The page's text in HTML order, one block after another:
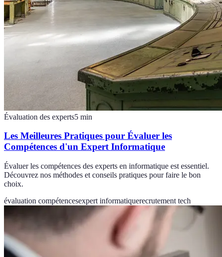
Évaluation des experts5 min
Les Meilleures Pratiques pour Évaluer les
Compétences d'un Expert Informatique
Évaluer les compétences des experts en informatique est essentiel.
Découvrez nos méthodes et conseils pratiques pour faire le bon
choix.
évaluation compétencesexpert informatiquerecrutement tech